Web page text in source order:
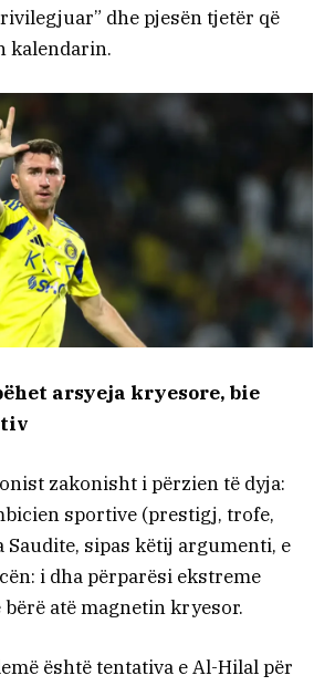
dhe pjesën tjetër që
kalendarin.
arsyeja kryesore, bie
zakonisht i përzien të dyja:
sportive (prestigj, trofe,
Saudite, sipas këtij argumenti, e
i dha përparësi ekstreme
bërë atë magnetin kryesor.
është tentativa e Al-Hilal për